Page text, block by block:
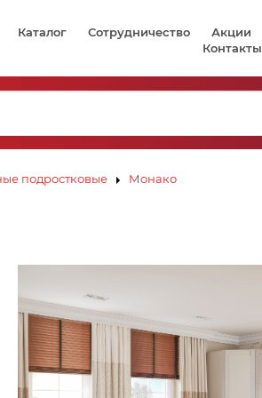
Каталог Сотрудничество Акции
Контакты
подростковые Монако